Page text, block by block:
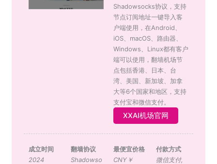
Shadowsocks协议，支持
节点订阅地址一键导入客
户端使用，在Android、
iOS、macOS、路由器、
Windows、Linux都有客户
端可以使用，翻墙机场节
点包括香港、日本、台
湾、美国、新加坡、加拿
大等6个国家和地区，支持
支付宝和微信支付。
XXAI机场官网
成立时间
2024
翻墙协议
Shadowso
最便宜价格
CNY￥
付款方式
微信支付,